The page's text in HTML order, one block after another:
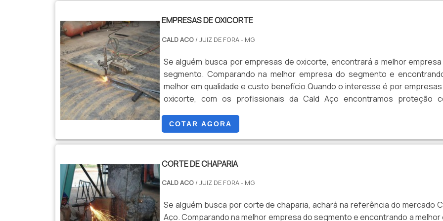
EMPRESAS DE OXICORTE
CALD ACO / JUIZ DE FORA - MG
Se alguém busca por empresas de oxicorte, encontrará a melhor
segmento. Comparando na melhor empresa do segmento e
melhor em qualidade e custo benefício.Quando o interesse é por
oxicorte, com os profissionais da Cald Aço encontramos proteção
Cald Aço canaliza sua energia em oferecer uma estrutura com escritório de
qualidade onde são realizadas as atividades e equipamentos de última
tudo isso para garantir que se tenha empresas de oxicorte com
custo-benefício.Há muitas maneiras eficientes de uma empresa
mostra referência por ter: Soluções para montagem de estruturas
área de atuação; Escritório de alta qualidade onde são realizadas
COTAR AGORA
CORTE DE CHAPARIA
CALD ACO / JUIZ DE FORA - MG
Se alguém busca por corte de chaparia, achará na referência do mercado
Aço. Comparando na melhor empresa do segmento e encontrando a melhor